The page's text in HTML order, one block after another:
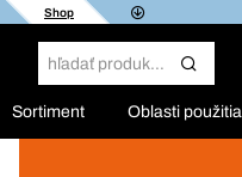
Shop
Sortiment Oblasti použitia